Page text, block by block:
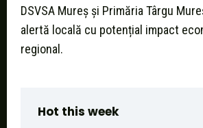
DSVSA Mureș și Primăria Târgu
alertă locală cu potențial impact
regional.
Hot this week